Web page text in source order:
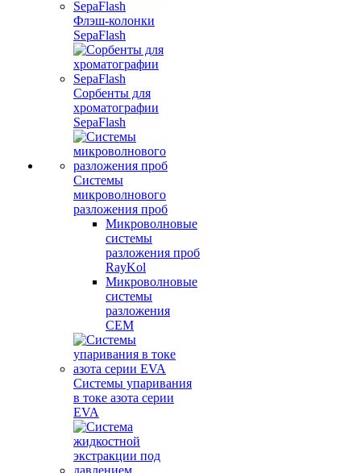
Флэш-колонки
SepaFlash
Сорбенты для
хроматографии
SepaFlash
Системы
микроволнового
разложения проб
Микроволновые
системы
разложения проб
RayKol
Микроволновые
системы
разложения
CEM
Системы упаривания
в токе азота серии
EVA